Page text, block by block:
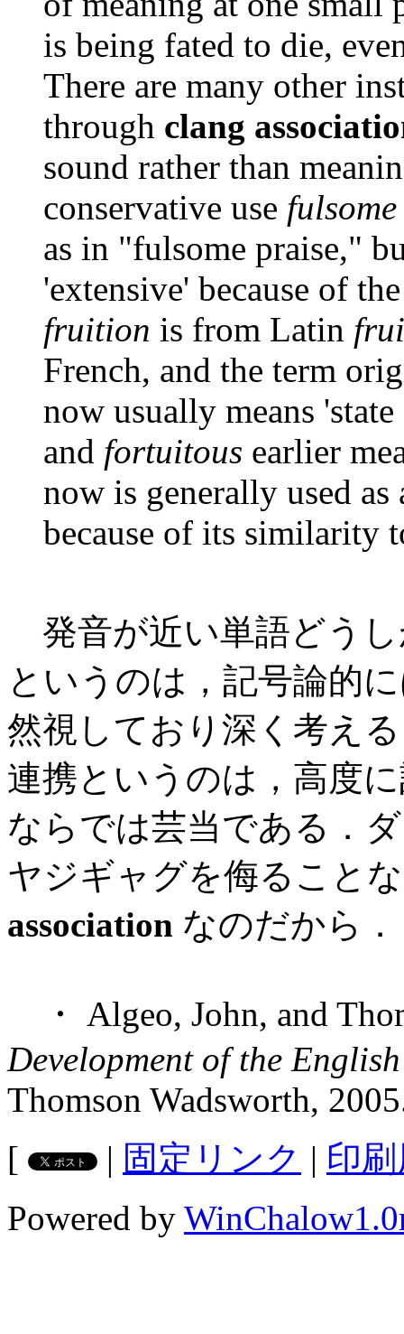
is being fated to die,
There are many other
through clang
sound rather than
conservative use fulsome
as in "fulsome praise,"
'extensive' because of
fruition is from Latin frui
French, and the term
now usually means
and fortuitous earlier
now is generally used
because of its similarity
発音が近い単語どう
というのは，記号論的
然視しており深く考え
連携というのは，高度
ならでは芸当である．
ヤジギャグを侮ること
association なのだから．
・ Algeo, John, and
Development of the
Thomson Wadsworth,
[
| 固定リンク | 印
Powered by